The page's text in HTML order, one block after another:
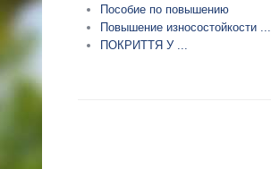
Пособие по повышению
Повышение износостойкости ...
ПОКРИТТЯ У ...